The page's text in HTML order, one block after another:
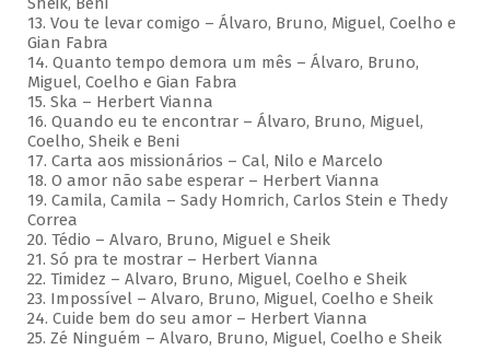
13. Vou te levar comigo – Álvaro, Bruno, Miguel, Coelho e
Gian Fabra
14. Quanto tempo demora um mês – Álvaro, Bruno,
Miguel, Coelho e Gian Fabra
15. Ska – Herbert Vianna
16. Quando eu te encontrar – Álvaro, Bruno, Miguel,
Coelho, Sheik e Beni
17. Carta aos missionários – Cal, Nilo e Marcelo
18. O amor não sabe esperar – Herbert Vianna
19. Camila, Camila – Sady Homrich, Carlos Stein e Thedy
Correa
20. Tédio – Alvaro, Bruno, Miguel e Sheik
21. Só pra te mostrar – Herbert Vianna
22. Timidez – Alvaro, Bruno, Miguel, Coelho e Sheik
23. Impossível – Alvaro, Bruno, Miguel, Coelho e Sheik
24. Cuide bem do seu amor – Herbert Vianna
25. Zé Ninguém – Alvaro, Bruno, Miguel, Coelho e Sheik